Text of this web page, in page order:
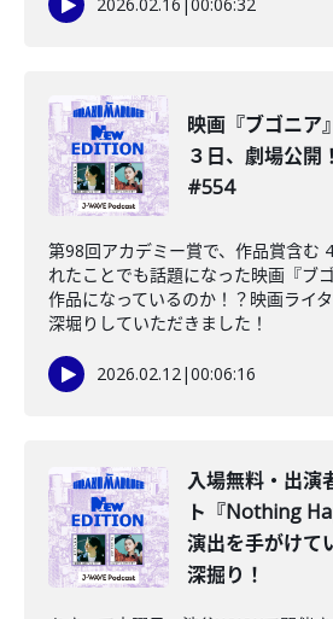
映画『ブゴニア
３日、劇場公
#554
第98回アカデミー賞で、作品賞含む
れたことでも話題になった映画『ブ
作品になっているのか！？映画ライ
深堀りしていただきました！
2026.02.12|00:06:16
入場無料・出演
ト『Nothing
演出を手がけて
深掘り！